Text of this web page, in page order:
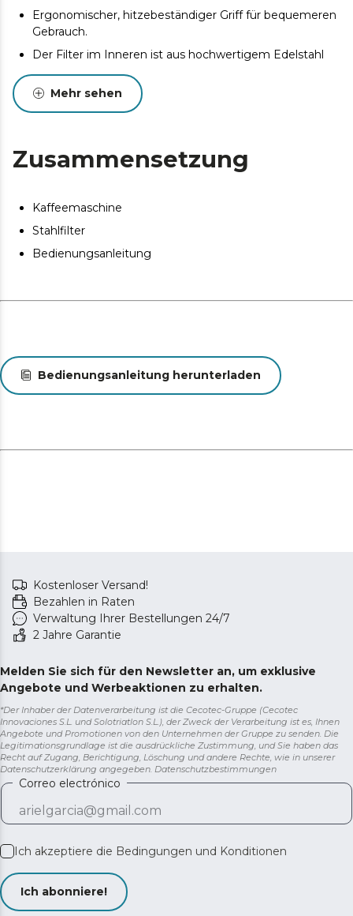
Ergonomischer, hitzebeständiger Griff für bequemeren
Gebrauch.
Der Filter im Inneren ist aus hochwertigem Edelstahl
gefertigt, um den reinsten und traditionellsten Kaffee
zu erhalten.
Zur weiteren Vorbeugung verfügt es über ein
Mehr sehen
Zusammensetzung
Kaffeemaschine
Stahlfilter
Bedienungsanleitung
Bedienungsanleitung herunterladen
Kostenloser Versand!
Bezahlen in Raten
Verwaltung Ihrer Bestellungen 24/7
2 Jahre Garantie
Melden Sie sich für den Newsletter an, um exklusive
Angebote und Werbeaktionen zu erhalten.
*Der Inhaber der Datenverarbeitung ist die Cecotec-Gruppe (Cecotec
Innovaciones S.L. und Solotriatlon S.L.), der Zweck der Verarbeitung ist es, Ihnen
Angebote und Promotionen von den Unternehmen der Gruppe zu senden. Die
Legitimationsgrundlage ist die ausdrückliche Zustimmung, und Sie haben das
Recht auf Zugang, Berichtigung, Löschung und andere Rechte, wie in unserer
Datenschutzerklärung angegeben. Datenschutzbestimmungen
Correo electrónico
Ich akzeptiere die Bedingungen und Konditionen
Ich abonniere!